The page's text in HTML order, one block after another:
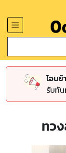
โอน
รับทั
ทว